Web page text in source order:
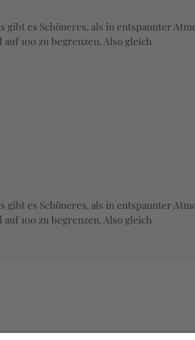
gibt es Schöneres, als in entspannter
100 zu begrenzen. Also gleich
gibt es Schöneres, als in entspannter
100 zu begrenzen. Also gleich